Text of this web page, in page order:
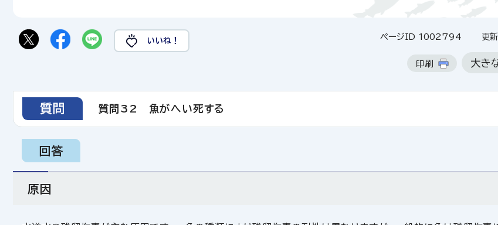
いいね！ ページID 1002794 更新
印刷 大き
質問 質問32 魚がへい死する
回答
原因